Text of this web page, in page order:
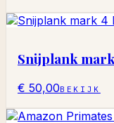
Snijplank mark
€ 50,00BEKIJK